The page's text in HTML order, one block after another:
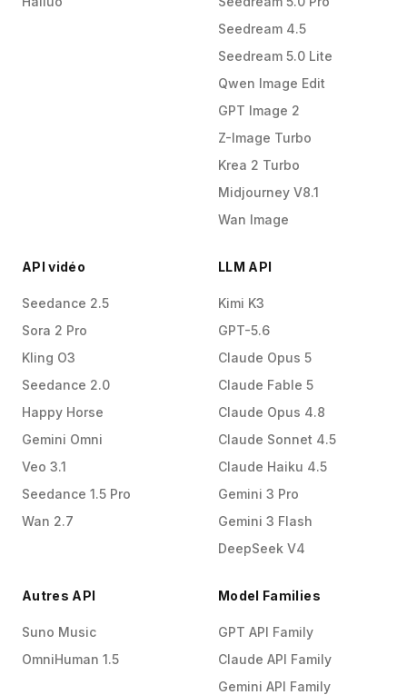
Seedream 4.5
Seedream 5.0 Lite
Qwen Image Edit
GPT Image 2
Z-Image Turbo
Krea 2 Turbo
Midjourney V8.1
Wan Image
API vidéo
Seedance 2.5
Sora 2 Pro
Kling O3
Seedance 2.0
Happy Horse
Gemini Omni
Veo 3.1
Seedance 1.5 Pro
Wan 2.7
LLM API
Kimi K3
GPT-5.6
Claude Opus 5
Claude Fable 5
Claude Opus 4.8
Claude Sonnet 4.5
Claude Haiku 4.5
Gemini 3 Pro
Gemini 3 Flash
DeepSeek V4
Autres API
Suno Music
OmniHuman 1.5
Model Families
GPT API Family
Claude API Family
Gemini API Family